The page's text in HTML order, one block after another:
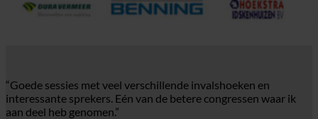
“Goede sessies met veel verschillende invalshoeken en
interessante sprekers. Eén van de betere congressen waar ik
aan deel heb genomen.”